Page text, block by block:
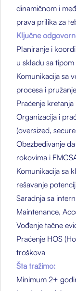
dinamičnom i
prava prilika za
Ključne
Planiranje i
u skladu sa
Komunikacija sa
procesa i
Praćenje
Organizacija i
(oversized,
Obezbeđivanje
rokovima i
Komunikacija sa
rešavanje
Saradnja sa
Maintenance,
Vođenje tačne
Praćenje HOS
troškova
Šta tražimo:
Minimum 2+